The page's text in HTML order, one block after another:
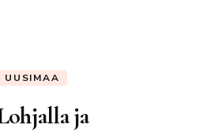
UUSIMAA
ja